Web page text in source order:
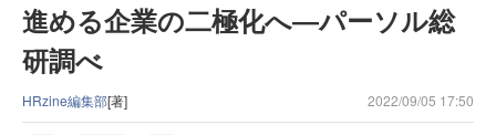
進める企業の二極化へ―パーソル総
研調べ
HRzine編集部[著] 2022/09/05 17:50